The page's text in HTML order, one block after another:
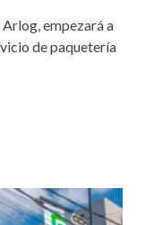
empezará a
de paquetería